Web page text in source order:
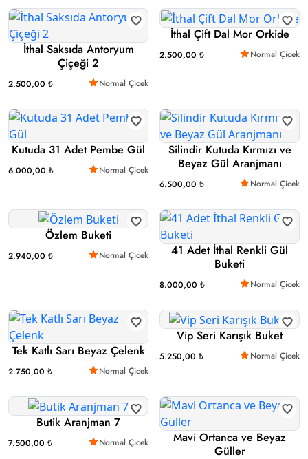
İthal Saksıda Antoryum
Çiçeği 2
2.500,00 ₺ Normal Çicek
İthal Çift Dal Mor Orkide
2.500,00 ₺ Normal Çicek
Kutuda 31 Adet Pembe Gül
6.000,00 ₺ Normal Çicek
Silindir Kutuda Kırmızı ve
Beyaz Gül Aranjmanı
6.500,00 ₺ Normal Çicek
Özlem Buketi
2.940,00 ₺ Normal Çicek
41 Adet İthal Renkli Gül
Buketi
8.000,00 ₺ Normal Çicek
Tek Katlı Sarı Beyaz Çelenk
2.750,00 ₺ Normal Çicek
Vip Seri Karışık Buket
5.250,00 ₺ Normal Çicek
Butik Aranjman 7
7.500,00 ₺ Normal Çicek
Mavi Ortanca ve Beyaz
Güller